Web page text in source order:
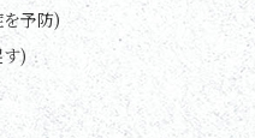
予防)
)